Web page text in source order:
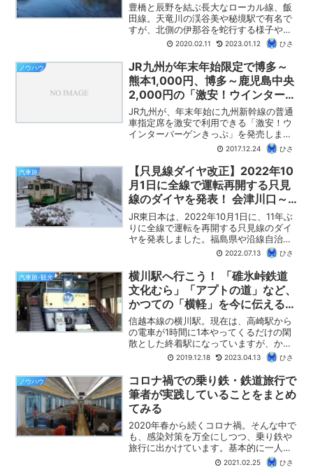
豊橋と辰野を結ぶ長大なローカル線、飯
田線。天竜川の渓谷美や秘境駅で有名で
すが、北側の伊那谷を蛇行する様子や、
高いところから見おろす河岸段丘も見ど
ころの一つです。そんな飯田線に、冬の
青春18きっぷを利用して乗車してきまし
たので、乗車記をお届けします。車窓の
見どころもたっぷりご紹介します。
2020.02.11 2023.01.12 ひさ
ノウハウ
JR九州が年末年始限定で博多～
熊本1,000円、博多～鹿児島中央
2,000円の「激安！ウインターバ
ーゲンきっぷ」を発売！
JR九州が、年末年始に九州新幹線の普通
車指定席を激安で利用できる「激安！ウ
インターバーゲンきっぷ」を発売しま
す。博多から熊本までが1,000円、鹿児島
中央までは2,000円という破格のきっぷ
です。年末年始に列車限定・発着駅限定
で利用できる「...
2017.12.24 ひさ
汽車旅
【只見線ダイヤ改正】2022年10
月1日に全線で運転再開する只見
線のダイヤを発表！ 会津川口～
只見間は1日6.5往復から3往復
へ！
JR東日本は、2022年10月1日に、11年ぶ
りに全線で運転を再開する只見線のダイ
ヤを発表しました。福島県や沿線自治体
との合意どおり、会津川口～只見間は1日
3往復で、現行の代行バスの6.5往復から
半減します。いずれも小出～会津若松の
全線を走...
2022.07.13 ひさ
汽車旅-観光
横川駅へ行こう！ 「碓氷峠鉄道
文化むら」「アプトの道」など、
かつての「横軽」を今に伝える鉄
道遺産の宝庫！
信越本線の横川駅。現在は、高崎駅から
の電車が1時間に1本やってくるだけの閑
散とした終着駅になっていますが、かつ
ては、横川～軽井沢間の鉄道の難所「碓
氷峠」を超えるための前線基地として重
要な役割を果たしていました。そんな横
川駅の周辺には、当時の...
2019.12.18 2023.04.13 ひさ
ノウハウ
コロナ禍での乗り鉄・鉄道旅行で
筆者が実践していることをまとめ
てみる
2020年春から続くコロナ禍。そんな中で
も、感染対策を万全にしつつ、乗り鉄や
旅行に出かけています。基本的に一人旅
なので、リスクは低いのですが、それで
2021.02.25 ひさ